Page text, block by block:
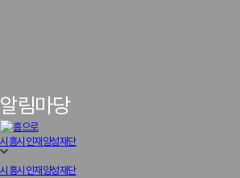
알림마당
시흥시인재양성재단
시흥시인재양성재단